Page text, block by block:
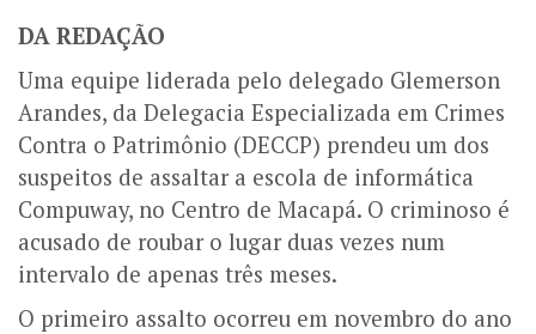
DA REDAÇÃO
Uma equipe liderada pelo delegado Glemerson
Arandes, da Delegacia Especializada em Crimes
Contra o Patrimônio (DECCP) prendeu um dos
suspeitos de assaltar a escola de informática
Compuway, no Centro de Macapá. O criminoso é
acusado de roubar o lugar duas vezes num
intervalo de apenas três meses.
O primeiro assalto ocorreu em novembro do ano